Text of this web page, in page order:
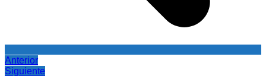
Anterior
Siguiente